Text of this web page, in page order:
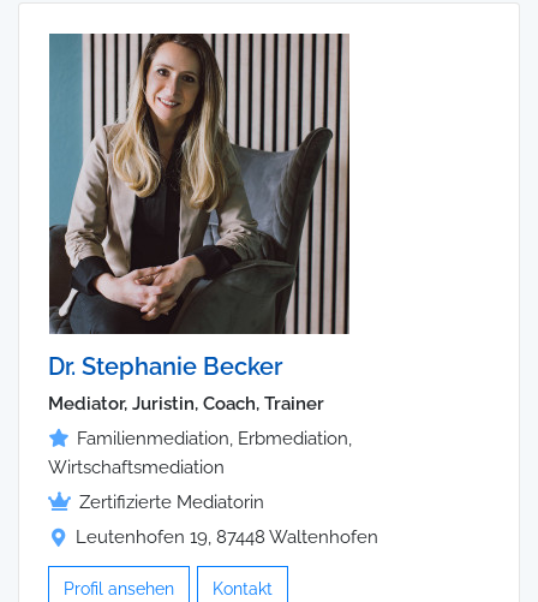
Dr. Stephanie Becker
Mediator, Juristin, Coach, Trainer
Familienmediation, Erbmediation,
Wirtschaftsmediation
Zertifizierte Mediatorin
Leutenhofen 19, 87448 Waltenhofen
Profil ansehen Kontakt